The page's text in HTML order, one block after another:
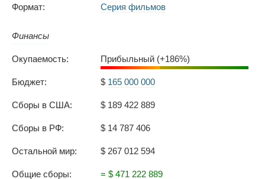
Формат:
Серия фильмов
Финансы
Окупаемость: Прибыльный (+186%)
Бюджет: $ 165 000 000
Сборы в США: $ 189 422 889
Сборы в РФ: $ 14 787 406
Остальной мир: $ 267 012 594
Общие сборы: = $ 471 222 889